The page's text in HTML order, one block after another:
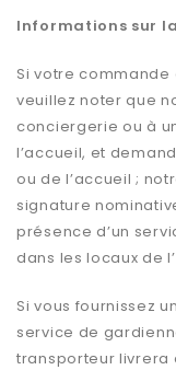
Informations sur
Si votre commande
veuillez noter que
conciergerie ou à
l’accueil, et
ou de l’accueil ;
signature
présence d’un
dans les locaux de
Si vous fournissez
service de
transporteur livrera